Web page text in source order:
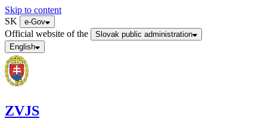
Skip to content
SK
e-Gov
Official website of the
Slovak public administration
English
ZVJS